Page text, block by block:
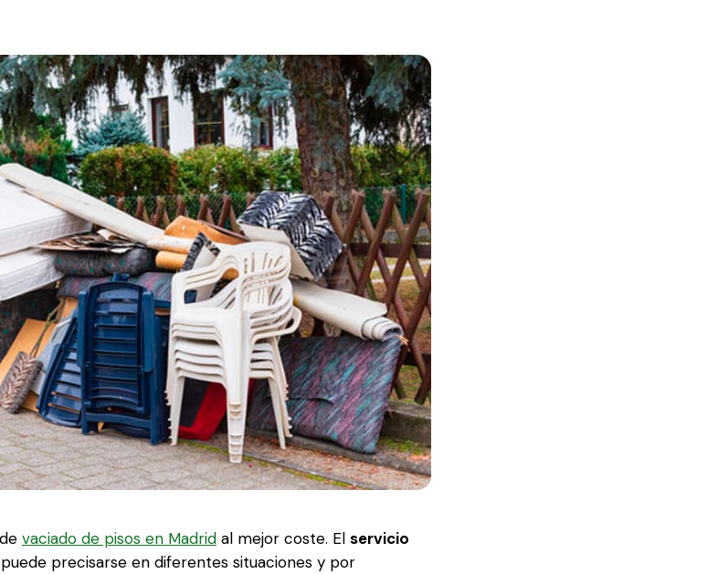
vaciado de pisos en Madrid al mejor coste. El servicio
puede precisarse en diferentes situaciones y por